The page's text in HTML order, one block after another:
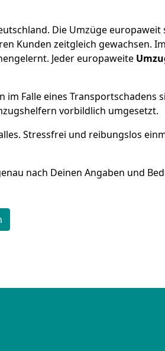
Die Umzüge europaweit
Kunden zeitgleich gewachsen.
Jeder europaweite
Falle eines Transportschadens
vorbildlich umgesetzt.
Stressfrei und reibungslos
nach Deinen Angaben und